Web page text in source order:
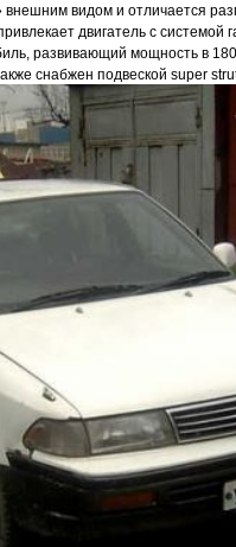
видом и отличается
двигатель с системой
развивающий мощность в
снабжен подвеской super